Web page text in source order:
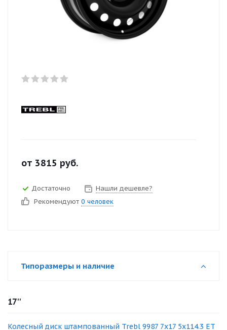
от 3815 руб.
Достаточно
Нашли дешевле?
Рекомендуют 0 человек
Типоразмеры и наличие
17''
Колесный диск штампованный Trebl 9987 7x17 5x114.3 ET